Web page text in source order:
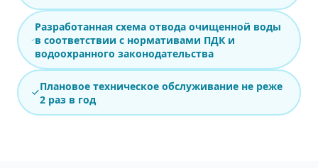
Разработанная схема отвода очищенной воды
в соответствии с нормативами ПДК и
водоохранного законодательства
Плановое техническое обслуживание не реже
2 раз в год